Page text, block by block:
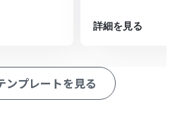
ムポイント
では、連携の起点としたいデータ
詳細を見る
ンプレートを見る